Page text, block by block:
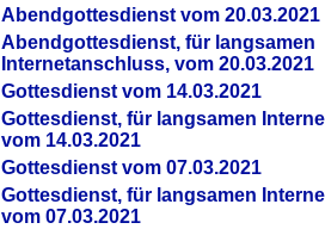
Abendgottesdienst vom 20.03.2021
Abendgottesdienst, für langsamen
Internetanschluss, vom 20.03.2021
Gottesdienst vom 14.03.2021
Gottesdienst, für langsamen
vom 14.03.2021
Gottesdienst vom 07.03.2021
Gottesdienst, für langsamen
vom 07.03.2021